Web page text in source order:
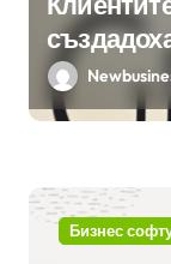
ERP
Бизнес